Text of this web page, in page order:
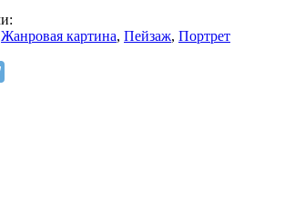
Жанровая картина, Пейзаж, Портрет